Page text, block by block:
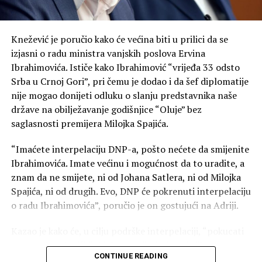
postanemo ono protiv čega se borimo. Posebnu
pravoslavnoj crkvi“, kazao je Mandić.
On je podsjetio na veliku ulogu pokojnog mitropolita
Amfilohija, ističući njegov nemjerljiv doprinos očuvanju
sabornosti i duhovnosti Crne Gore.
„Da li danas mi, potomci velikih ljudi koji su znali da se
krenemo naprijed – moramo“, poručio je Mandić.
Naša današnja Fundina, kazao je, jeste borba za uspješno
i srećno društvo.
Knežević je poručio kako će većina biti u prilici da se
izjasni o radu ministra vanjskih poslova Ervina
Ibrahimovića. Ističe kako Ibrahimović “vrijeđa 33 odsto
Srba u Crnoj Gori”, pri čemu je dodao i da šef diplomatije
nije mogao donijeti odluku o slanju predstavnika naše
države na obilježavanje godišnjice “Oluje” bez
saglasnosti premijera Milojka Spajića.
“Imaćete interpelaciju DNP-a, pošto nećete da smijenite
Ibrahimovića. Imate većinu i mogućnost da to uradite, a
znam da ne smijete, ni od Johana Satlera, ni od Milojka
Spajića, ni od drugih. Evo, DNP će pokrenuti interpelaciju
o radu Ibrahimovića”, poručio je on gostujući na Adriji.
na vrata poslaničkih klubova svih doskorašnjih
koalicionih partnera”.CONTINUE READING